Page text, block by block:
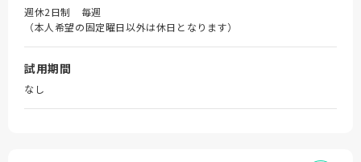
週休2日制 毎週
（本人希望の固定曜日以外は休日となります）
試用期間
なし